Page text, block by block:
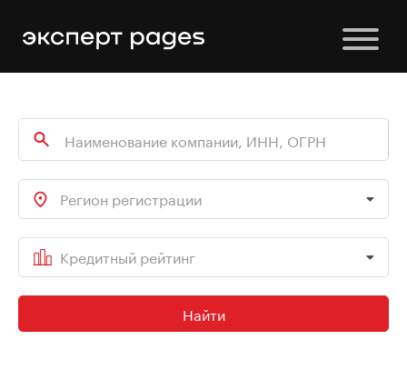
Регион регистрации
Кредитный рейтинг
Найти